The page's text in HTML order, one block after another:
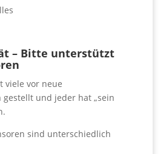
– Bitte unterstützt
viele vor neue
und jeder hat „sein
sind unterschiedlich